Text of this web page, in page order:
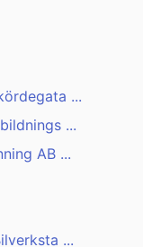
...
...
AB ...
...